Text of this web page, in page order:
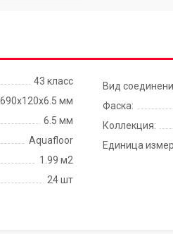
43 класс
690х120х6.5 мм
6.5 мм
Aquafloor
1.99 м2
24 шт
Вид
Фаска:
Коллекция:
Единица